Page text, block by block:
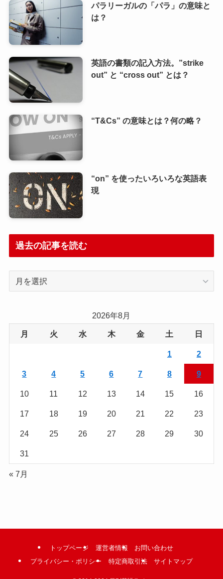
パラリーガルの「パラ」の意味と
は？
英語の書類の記入方法。”strike
out” と “cross out” とは？
“T&Cs” の意味とは？何の略？
“on” を使ったいろいろな英語表
現
過去の記事を読む
事
2026年8月
月 火 水 木 金 土 日
1 2
3 4 5 6 7 8 9
10 11 12 13 14 15 16
17 18 19 20 21 22 23
24 25 26 27 28 29 30
31
« 7月
トップページ 運営者情報
お問い合わせ
プライバシー・ポリシー
特定商取引法 サイトマップ